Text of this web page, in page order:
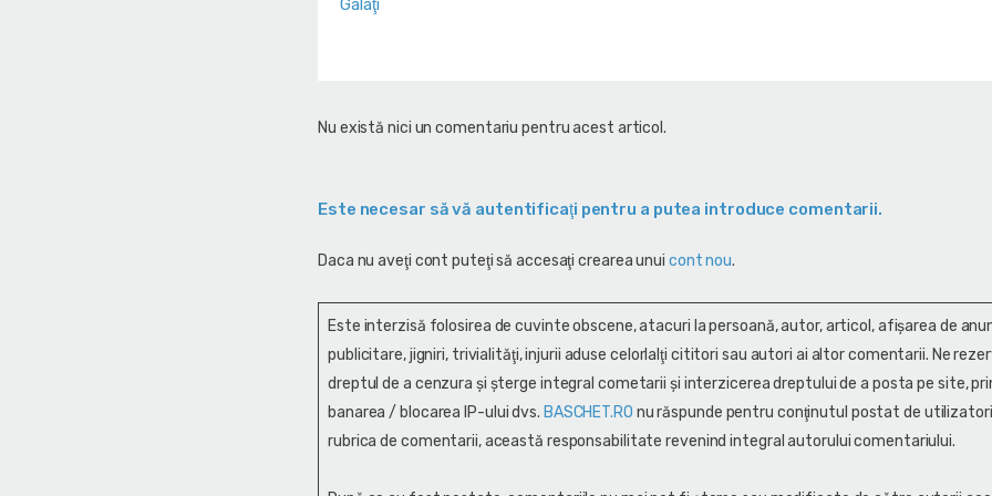
Galaţi
Nu există nici un comentariu pentru acest articol.
Este necesar să vă autentificaţi pentru a putea introduce comentarii.
Daca nu aveţi cont puteţi să accesaţi crearea unui cont nou.
Este interzisă folosirea de cuvinte obscene, atacuri la persoană, autor, articol, afişarea de
publicitare, jigniri, trivialităţi, injurii aduse celorlalţi cititori sau autori ai altor comentarii. Ne
dreptul de a cenzura și şterge integral cometarii și interzicerea dreptului de a posta pe site,
banarea / blocarea IP-ului dvs. BASCHET.RO nu răspunde pentru conţinutul postat de
rubrica de comentarii, această responsabilitate revenind integral autorului comentariului.